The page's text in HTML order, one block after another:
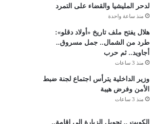
لدحر المليشيا والقضاء على التمرد
منذ ساعة واحدة
هلال يفتح ملف تاريخ «أولاد دقلو»:
طرد من الشمال.. جمل مسروق..
أجاويد.. ثم حرب
منذ 3 ساعات
وزير الداخلية يترأس اجتماع لجنة ضبط
الأمن وفرض هيبة
منذ 3 ساعات
الكويت .. تحويل الزيارة إلى إقامة..